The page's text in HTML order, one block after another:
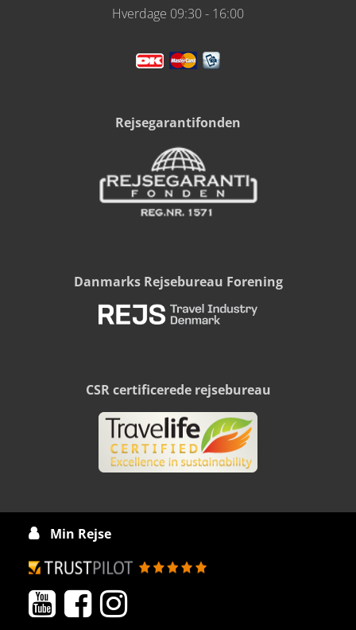
Hverdage 09:30 - 16:00
Rejsegarantifonden
Danmarks Rejsebureau Forening
CSR certificerede rejsebureau
 Min Rejse
  